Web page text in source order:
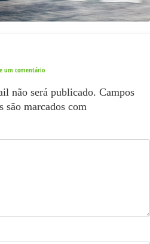
um comentário
não será publicado. Campos
são marcados com